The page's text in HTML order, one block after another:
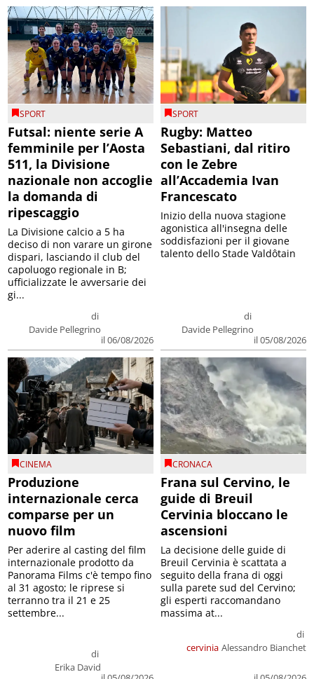
SPORT
Futsal: niente serie A
femminile per l’Aosta
511, la Divisione
nazionale non accoglie
la domanda di
ripescaggio
di
Davide Pellegrino
il 06/08/2026
La Divisione calcio a 5 ha
deciso di non varare un girone
dispari, lasciando il club del
capoluogo regionale in B;
ufficializzate le avversarie dei
gi...
SPORT
Rugby: Matteo
Sebastiani, dal ritiro
con le Zebre
all’Accademia Ivan
Francescato
di
Davide Pellegrino
il 05/08/2026
Inizio della nuova stagione
agonistica all'insegna delle
soddisfazioni per il giovane
talento dello Stade Valdôtain
CINEMA
Produzione
internazionale cerca
comparse per un
nuovo film
di
Erika David
Per aderire al casting del film
internazionale prodotto da
Panorama Films c'è tempo fino
al 31 agosto; le riprese si
terranno tra il 21 e 25
settembre...
CRONACA
Frana sul Cervino, le
guide di Breuil
Cervinia bloccano le
ascensioni
cervinia
di
Alessandro Bianchet
La decisione delle guide di
Breuil Cervinia è scattata a
seguito della frana di oggi
sulla parete sud del Cervino;
gli esperti raccomandano
massima at...